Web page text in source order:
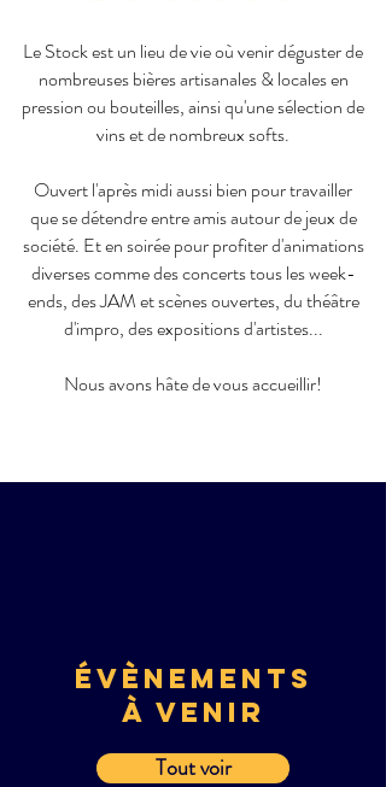
Le Stock est un lieu de vie où venir déguster de
nombreuses bières artisanales & locales en
pression ou bouteilles, ainsi qu'une sélection de
vins et de nombreux softs.
Ouvert l'après midi aussi bien pour travailler
que se détendre entre amis autour de jeux de
société. Et en soirée pour profiter d'animations
diverses comme des concerts tous les week-
ends, des JAM et scènes ouvertes, du théâtre
d'impro, des expositions d'artistes...
Nous avons hâte de vous accueillir!
éVèNEMENTS
à VENIR
Tout voir